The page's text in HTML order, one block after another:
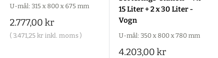
U-mål: 315 x 800 x 675 mm
Salgspris
2.777,00 kr
( 3.471,25 kr inkl. moms )
15 Liter + 2 x 30 Liter -
Vogn
U-mål: 350 x 800 x 780 mm
Salgspris
4.203,00 kr